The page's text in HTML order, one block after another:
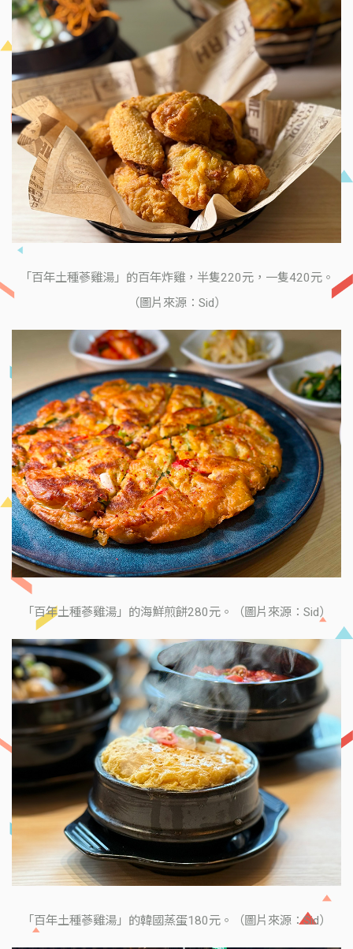
「百年土種蔘雞湯」的百年炸雞，半隻220元，一隻420元。
（圖片來源：Sid）
「百年土種蔘雞湯」的海鮮煎餅280元。（圖片來源：Sid）
「百年土種蔘雞湯」的韓國蒸蛋180元。（圖片來源：Sid）